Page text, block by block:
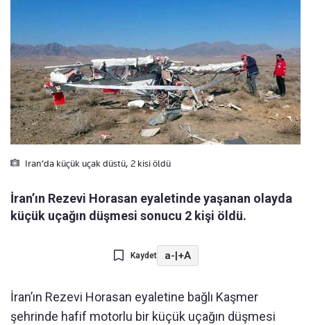
Iran’da küçük uçak düstü, 2 kisi öldü
İran’ın Rezevi Horasan eyaletinde yaşanan olayda
küçük uçağın düşmesi sonucu 2 kişi öldü.
Kaydet a-|+A
İran’ın Rezevi Horasan eyaletine bağlı Kaşmer
şehrinde hafif motorlu bir küçük uçağın düşmesi